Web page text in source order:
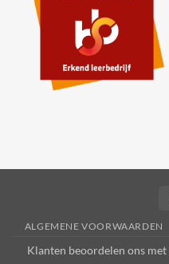
ALGEMENE VOORWAARDEN
Klanten beoordelen ons